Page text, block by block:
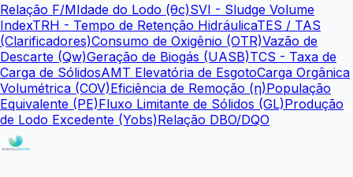
Relação F/MIdade do Lodo (θc)SVI - Sludge Volume
IndexTRH - Tempo de Retenção HidráulicaTES / TAS
(Clarificadores)Consumo de Oxigênio (OTR)Vazão de
Descarte (Qw)Geração de Biogás (UASB)TCS - Taxa de
Carga de SólidosAMT Elevatória de EsgotoCarga Orgânica
Volumétrica (COV)Eficiência de Remoção (η)População
Equivalente (PE)Fluxo Limitante de Sólidos (GL)Produção
de Lodo Excedente (Yobs)Relação DBO/DQO